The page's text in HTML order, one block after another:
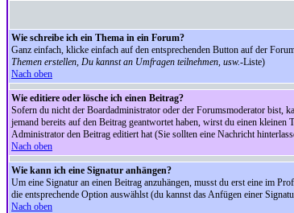
Wie schreibe ich ein Thema in ein Forum?
Ganz einfach, klicke einfach auf den entsprechenden Button auf der
Themen erstellen, Du kannst an Umfragen teilnehmen, usw.-Liste)
Nach oben
Wie editiere oder lösche ich einen Beitrag?
Sofern du nicht der Boardadministrator oder der Forumsmoderator bist,
jemand bereits auf den Beitrag geantwortet haben, wirst du einen
Administrator den Beitrag editiert hat (Sie sollten eine Nachricht
Nach oben
Wie kann ich eine Signatur anhängen?
Um eine Signatur an einen Beitrag anzuhängen, musst du erst eine im
die entsprechende Option auswählst (du kannst das Anfügen einer
Nach oben